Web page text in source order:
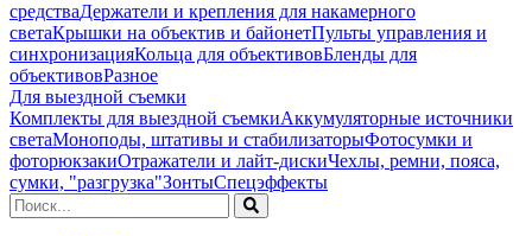
средстваДержатели и крепления для накамерного
светаКрышки на объектив и байонетПульты управления и
синхронизацияКольца для объективовБленды для
объективовРазное
Для выездной съемки
Комплекты для выездной съемкиАккумуляторные источники
светаМоноподы, штативы и стабилизаторыФотосумки и
фоторюкзакиОтражатели и лайт-дискиЧехлы, ремни, пояса,
сумки, "разгрузка"ЗонтыСпецэффекты